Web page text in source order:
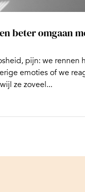
beter omgaan
pijn: we rennen
emoties of we
ze zoveel...